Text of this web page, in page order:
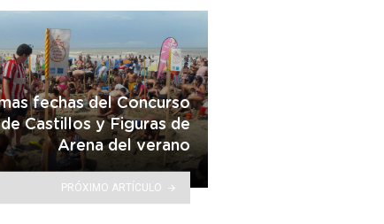
fechas del Concurso
Castillos y Figuras de
Arena del verano
PRÓXIMO ARTÍCULO